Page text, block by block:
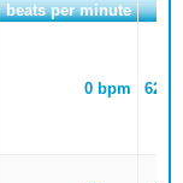
beats per minute
0 bpm 62